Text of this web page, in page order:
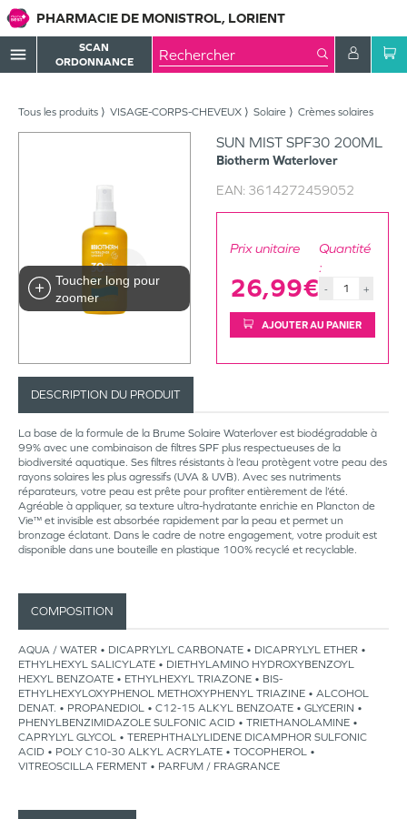
PHARMACIE DE MONISTROL, LORIENT
menu
SCAN
ORDONNANCE
Tous les produits VISAGE-CORPS-CHEVEUX Solaire Crèmes solaires
Toucher long pour
zoomer
SUN MIST SPF30 200ML
Biotherm Waterlover
EAN: 3614272459052
Prix unitaire
26,99€
Quantité
:
- +
AJOUTER AU PANIER
DESCRIPTION DU PRODUIT
La base de la formule de la Brume Solaire Waterlover est biodégradable à
99% avec une combinaison de filtres SPF plus respectueuses de la
biodiversité aquatique. Ses filtres résistants à l’eau protègent votre peau des
rayons solaires les plus agressifs (UVA & UVB). Avec ses nutriments
réparateurs, votre peau est prête pour profiter entièrement de l’été.
Agréable à appliquer, sa texture ultra-hydratante enrichie en Plancton de
Vie™ et invisible est absorbée rapidement par la peau et permet un
bronzage éclatant. Dans le cadre de notre engagement, votre produit est
disponible dans une bouteille en plastique 100% recyclé et recyclable.
COMPOSITION
AQUA / WATER • DICAPRYLYL CARBONATE • DICAPRYLYL ETHER •
ETHYLHEXYL SALICYLATE • DIETHYLAMINO HYDROXYBENZOYL
HEXYL BENZOATE • ETHYLHEXYL TRIAZONE • BIS-
ETHYLHEXYLOXYPHENOL METHOXYPHENYL TRIAZINE • ALCOHOL
DENAT. • PROPANEDIOL • C12-15 ALKYL BENZOATE • GLYCERIN •
PHENYLBENZIMIDAZOLE SULFONIC ACID • TRIETHANOLAMINE •
CAPRYLYL GLYCOL • TEREPHTHALYLIDENE DICAMPHOR SULFONIC
ACID • POLY C10-30 ALKYL ACRYLATE • TOCOPHEROL •
VITREOSCILLA FERMENT • PARFUM / FRAGRANCE